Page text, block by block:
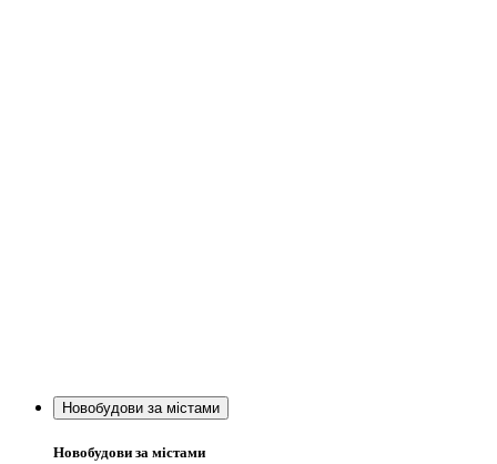
Новобудови за містами
Новобудови за містами